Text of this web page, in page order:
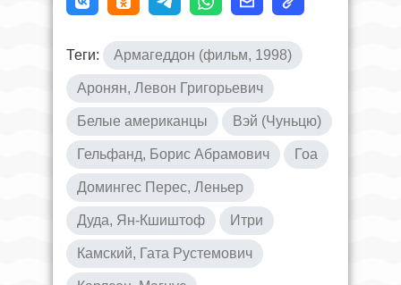
Теги: Армагеддон (фильм, 1998)
Аронян, Левон Григорьевич
Белые американцы Вэй (Чуньцю)
Гельфанд, Борис Абрамович Гоа
Домингес Перес, Леньер
Дуда, Ян-Кшиштоф Итри
Камский, Гата Рустемович